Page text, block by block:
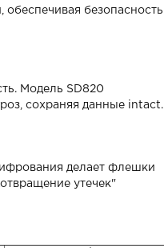
безопасность
Модель SD820
сохраняя данные intact.
делает флешки
утечек"